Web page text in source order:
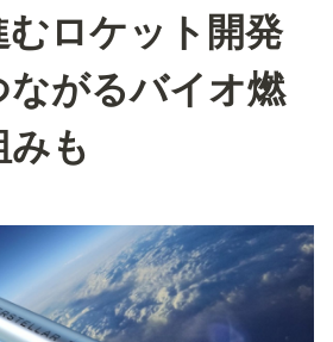
ロケット開発
がるバイオ燃
も